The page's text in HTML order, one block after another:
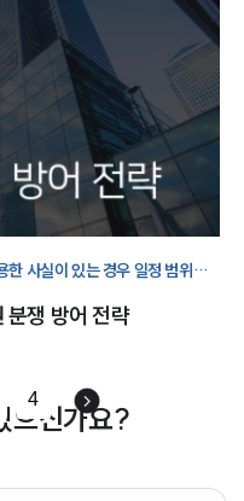
사실이 있는 경우 일정 범위
분쟁 방어 전략
4
으신가요?